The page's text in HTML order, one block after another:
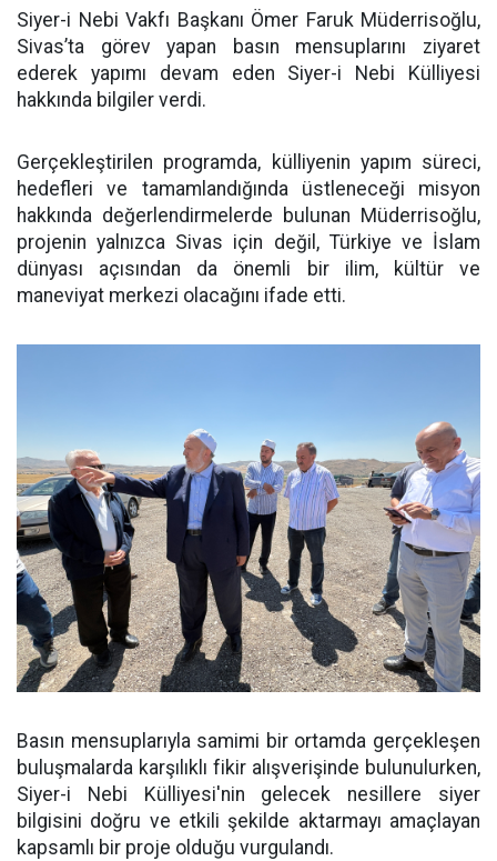
Siyer-i Nebi Vakfı Başkanı Ömer Faruk Müderrisoğlu,
Sivas’ta görev yapan basın mensuplarını ziyaret
ederek yapımı devam eden Siyer-i Nebi Külliyesi
hakkında bilgiler verdi.
Gerçekleştirilen programda, külliyenin yapım süreci,
hedefleri ve tamamlandığında üstleneceği misyon
hakkında değerlendirmelerde bulunan Müderrisoğlu,
projenin yalnızca Sivas için değil, Türkiye ve İslam
dünyası açısından da önemli bir ilim, kültür ve
maneviyat merkezi olacağını ifade etti.
Basın mensuplarıyla samimi bir ortamda gerçekleşen
buluşmalarda karşılıklı fikir alışverişinde bulunulurken,
Siyer-i Nebi Külliyesi'nin gelecek nesillere siyer
bilgisini doğru ve etkili şekilde aktarmayı amaçlayan
kapsamlı bir proje olduğu vurgulandı.